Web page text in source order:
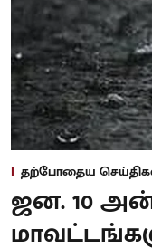
தற்போதைய
ஜன. 10